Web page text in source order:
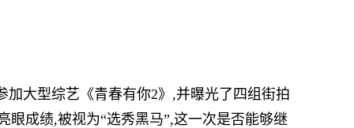
大型综艺《青春有你2》,并曝光了四组街拍
成绩,被视为“选秀黑马”,这一次是否能够继